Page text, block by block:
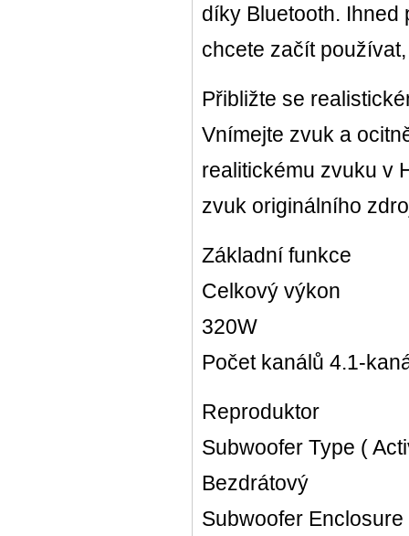
díky Bluetooth.
chcete začít
Přibližte se
Vnímejte zvuk a
realitickému zvuku v
zvuk originálního
Základní funkce
Celkový výkon
320W
Počet kanálů 4.1-
Reproduktor
Subwoofer Type (
Bezdrátový
Subwoofer Enclosure